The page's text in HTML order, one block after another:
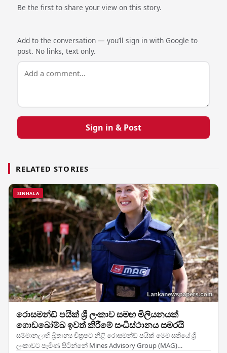
Be the first to share your view on this story.
Add to the conversation — you’ll sign in with Google to
post. No links, text only.
Sign in & Post
RELATED STORIES
SINHALA
රොසමන්ඩ් පයික් ශ්‍රී ලංකාව සමඟ මිලියනයක්
ගොඩබෝම්බ ඉවත් කිරීමේ සංධිස්ථානය සමරයි
සම්මානලාභී බ්‍රිතාන්‍ය චිත්‍රපට නිළි රොසමන්ඩ් පයික් මෙම සතියේ ශ්‍රී
ලංකාවට පැමිණ සිටින්නේ Mines Advisory Group (MAG)